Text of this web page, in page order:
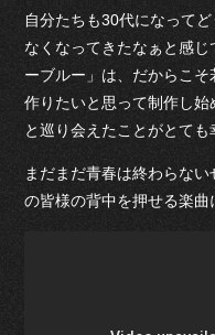
自分たちも30代になって
なくなってきたなぁと感
ーブルー」は、だからこ
作りたいと思って制作し
と巡り会えたことがとても
まだまだ青春は終わらな
の皆様の背中を押せる楽曲